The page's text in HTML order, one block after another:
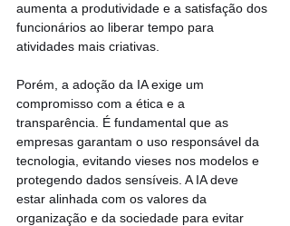
aumenta a produtividade e a satisfação dos
funcionários ao liberar tempo para
atividades mais criativas.
Porém, a adoção da IA exige um
compromisso com a ética e a
transparência. É fundamental que as
empresas garantam o uso responsável da
tecnologia, evitando vieses nos modelos e
protegendo dados sensíveis. A IA deve
estar alinhada com os valores da
organização e da sociedade para evitar